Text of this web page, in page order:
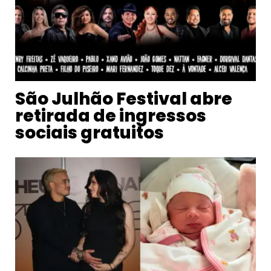
São Julhão Festival abre
retirada de ingressos
sociais gratuitos